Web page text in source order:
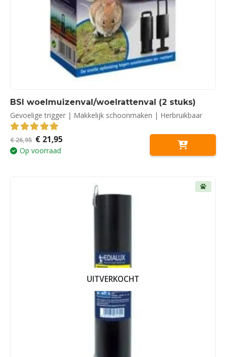
BSI woelmuizenval/woelrattenval (2 stuks)
Gevoelige trigger | Makkelijk schoonmaken | Herbruikbaar
5.00out of 5
€26,95 Oorspronkelijke
prijs
was:
€21,95Huidige
Op voorraad
UITVERKOCHT